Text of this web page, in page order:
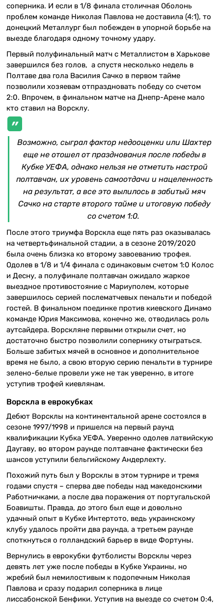
соперника. И если в 1/8 финала столичная Оболонь
проблем команде Николая Павлова не доставила (4:1), то
донецкий Металлург был побежден в упорной борьбе на
выезде благодаря одному точному удару.
Первый полуфинальный матч с Металлистом в Харькове
завершился без голов, а спустя несколько недель в
Полтаве два гола Василия Сачко в первом тайме
позволили хозяевам отпраздновать победу со счетом
2:0. Впрочем, в финальном матче на Днепр-Арене мало
кто ставил на Ворсклу.
Возможно, сыграл фактор недооценки или Шахтер
еще не отошел от празднования после победы в
Кубке УЕФА, однако нельзя не отметить настрой
полтавчан, их уровень самоотдачи и нацеленность
на результат, а все это вылилось в забитый мяч
Сачко на старте второго тайме и итоговую победу
со счетом 1:0.
После этого триумфа Ворскла еще пять раз оказывалась
на четвертьфинальной стадии, а в сезоне 2019/2020
была очень близка ко второму завоеванию трофея.
Одолев в 1/8 и 1/4 финала с одинаковым счетом 1:0 Колос
и Десну, а полуфинале полтавчан ожидало жаркое
выездное противостояние с Мариуполем, которые
завершилось серией послематчевых пенальти и победой
гостей. В финальном поединке против киевского Динамо
команде Юрия Максимова, конечно же, отводилась роль
аутсайдера. Ворскляне первыми открыли счет, но
достаточно быстро позволили сопернику отыграться.
Больше забитых мячей в основное и дополнительное
время не было, а свою вторую серию пенальти в турнире
зелено-белые провели уже не так уверенно, в итоге
уступив трофей киевлянам.
Ворскла в еврокубках
Дебют Ворсклы на континентальной арене состоялся в
сезоне 1997/1998 и пришелся на первый раунд
квалификации Кубка УЕФА. Уверенно одолев латвийскую
Даугаву, во втором раунде полтавчане фактически без
шансов уступили бельгийскому Андерлехту.
Похожий путь был у Ворсклы в этом турнире и тремя
годами спустя – сперва две победы над македонскими
Работничками, а после два поражения от португальской
Боавишты. Правда, до этого был еще и довольно
удачный опыт в Кубке Интертото, ведь украинскому
клубу удалось пройти два раунда, а третьем раунде
споткнуться о голландский барьер в виде Фортуны.
Вернулись в еврокубки футболисты Ворсклы через
девять лет уже после победы в Кубке Украины, но
жребий был немилостивым к подопечным Николая
Павлова и сразу подарил соперника в лице
лиссабонской Бенфики. Уступив на выезде со счетом 0:4,